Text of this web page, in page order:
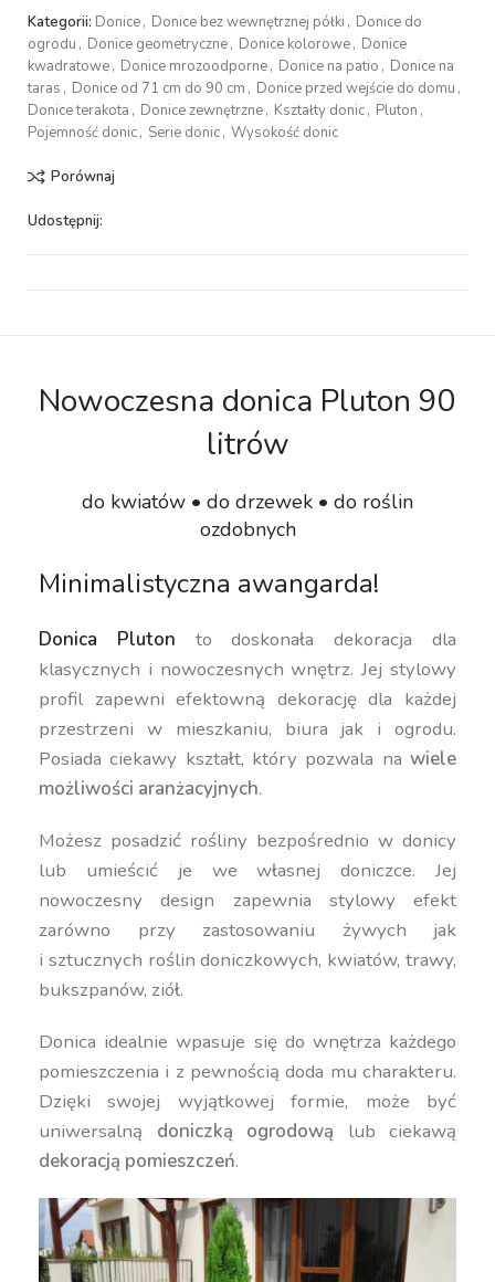
Kategorii: Donice, Donice bez wewnętrznej półki , Donice do
ogrodu , Donice geometryczne, Donice kolorowe, Donice
kwadratowe, Donice mrozoodporne, Donice na patio , Donice na
taras , Donice od 71 cm do 90 cm , Donice przed wejście do domu ,
Donice terakota , Donice zewnętrzne, Kształty donic, Pluton ,
Pojemność donic, Serie donic, Wysokość donic
Porównaj
Udostępnij:
Nowoczesna donica Pluton 90
litrów
do kwiatów • do drzewek • do roślin
ozdobnych
Minimalistyczna awangarda!
Donica Pluton to doskonała dekoracja dla
klasycznych i nowoczesnych wnętrz. Jej stylowy
profil zapewni efektowną dekorację dla każdej
przestrzeni w mieszkaniu, biura jak i ogrodu.
Posiada ciekawy kształt, który pozwala na wiele
możliwości aranżacyjnych.
Możesz posadzić rośliny bezpośrednio w donicy
lub umieścić je we własnej doniczce. Jej
nowoczesny design zapewnia stylowy efekt
zarówno przy zastosowaniu żywych jak
i sztucznych roślin doniczkowych, kwiatów, trawy,
bukszpanów, ziół.
Donica idealnie wpasuje się do wnętrza każdego
pomieszczenia i z pewnością doda mu charakteru.
Dzięki swojej wyjątkowej formie, może być
uniwersalną doniczką ogrodową lub ciekawą
dekoracją pomieszczeń.